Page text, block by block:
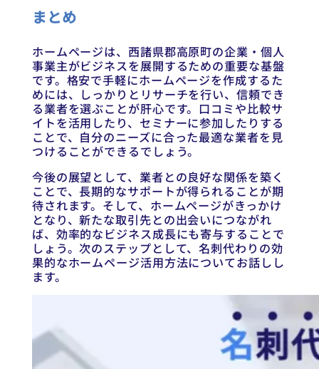
まとめ
ホームページは、西諸県郡高原町の企業・個人
事業主がビジネスを展開するための重要な基盤
です。格安で手軽にホームページを作成するた
めには、しっかりとリサーチを行い、信頼でき
る業者を選ぶことが肝心です。口コミや比較サ
イトを活用したり、セミナーに参加したりする
ことで、自分のニーズに合った最適な業者を見
つけることができるでしょう。
今後の展望として、業者との良好な関係を築く
ことで、長期的なサポートが得られることが期
待されます。そして、ホームページがきっかけ
となり、新たな取引先との出会いにつながれ
ば、効率的なビジネス成長にも寄与することで
しょう。次のステップとして、名刺代わりの効
果的なホームページ活用方法についてお話しし
ます。